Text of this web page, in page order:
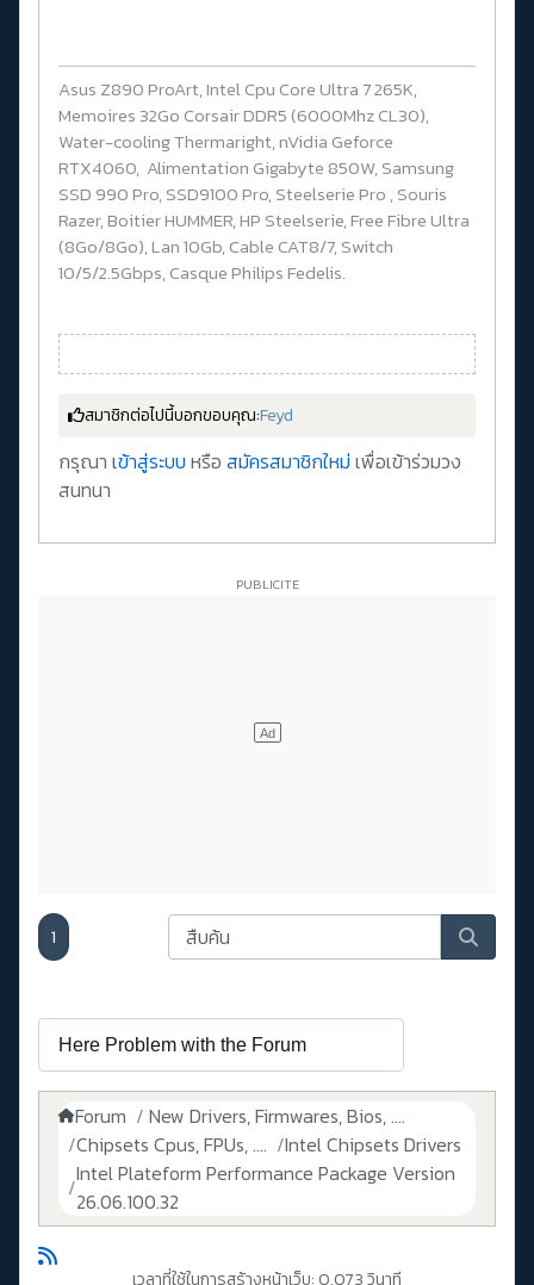
Asus Z890 ProArt, Intel Cpu Core Ultra 7 265K,
Memoires 32Go Corsair DDR5 (6000Mhz CL30),
Water-cooling Thermaright, nVidia Geforce
RTX4060, Alimentation Gigabyte 850W, Samsung
SSD 990 Pro, SSD9100 Pro, Steelserie Pro , Souris
Razer, Boitier HUMMER, HP Steelserie, Free Fibre Ultra
(8Go/8Go), Lan 10Gb, Cable CAT8/7, Switch
10/5/2.5Gbps, Casque Philips Fedelis.
สมาชิกต่อไปนี้บอกขอบคุณ:Feyd
กรุณา เข้าสู่ระบบ หรือ สมัครสมาชิกใหม่ เพื่อเข้าร่วมวง
สนทนา
1
Forum
New Drivers, Firmwares, Bios, ....
Chipsets Cpus, FPUs, ....
Intel Chipsets Drivers
Intel Plateform Performance Package Version
26.06.100.32
เวลาที่ใช้ในการสร้างหน้าเว็บ: 0.073 วินาที